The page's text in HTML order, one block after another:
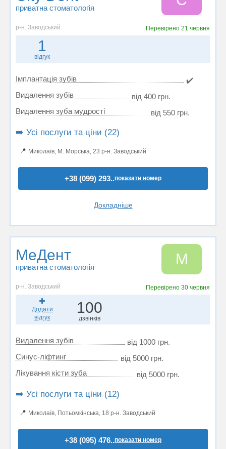
приватна стоматологія
р-н. Заводський Перевірено21 червня
1
відгук
Імплантація зубів
✔️
Видалення зубів
від 400 грн.
Видалення зуба мудрості
від 550 грн.
➡️ Усі послуги та ціни (22)
📍 Миколаїв, М. Морська, 23 р-н. Заводський
+38 (099) 293..показати номер
Докладніше
МеДент
приватна стоматологія М
р-н. Заводський Перевірено30 червня
Додати
відгук
100
дзвінків
Видалення зубів
від 1000 грн.
Синус-ліфтинг
від 5000 грн.
Лікування кісти зуба
від 5000 грн.
➡️ Усі послуги та ціни (12)
📍 Миколаїв, Потьомкінська, 18 р-н. Заводський
+38 (095) 476..показати номер